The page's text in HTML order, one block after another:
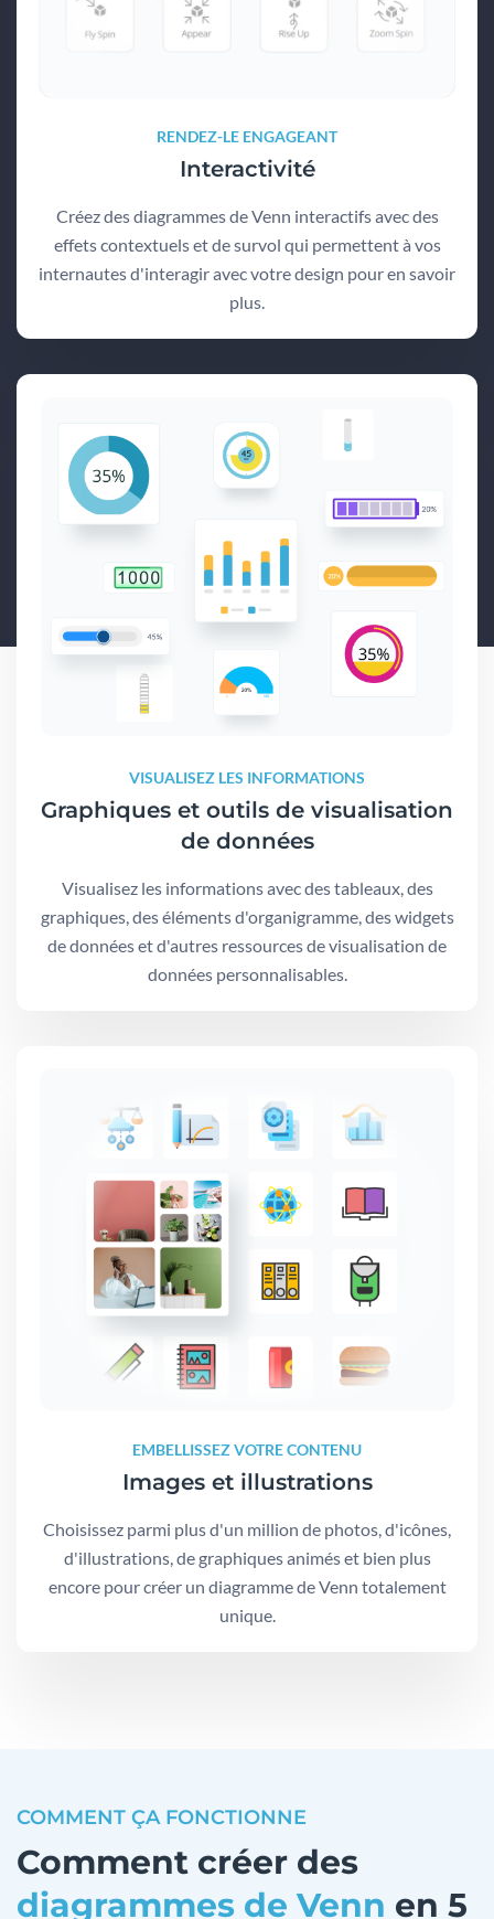
RENDEZ-LE ENGAGEANT
Interactivité
Créez des diagrammes de Venn interactifs avec des
effets contextuels et de survol qui permettent à vos
internautes d'interagir avec votre design pour en savoir
plus.
VISUALISEZ LES INFORMATIONS
Graphiques et outils de visualisation
de données
Visualisez les informations avec des tableaux, des
graphiques, des éléments d'organigramme, des widgets
de données et d'autres ressources de visualisation de
données personnalisables.
EMBELLISSEZ VOTRE CONTENU
Images et illustrations
Choisissez parmi plus d'un million de photos, d'icônes,
d'illustrations, de graphiques animés et bien plus
encore pour créer un diagramme de Venn totalement
unique.
COMMENT ÇA FONCTIONNE
Comment créer des
diagrammes de Venn en 5